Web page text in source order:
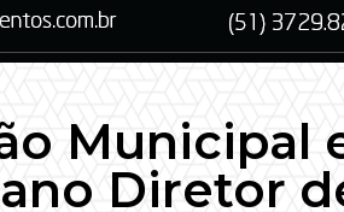
Municipal
Diretor